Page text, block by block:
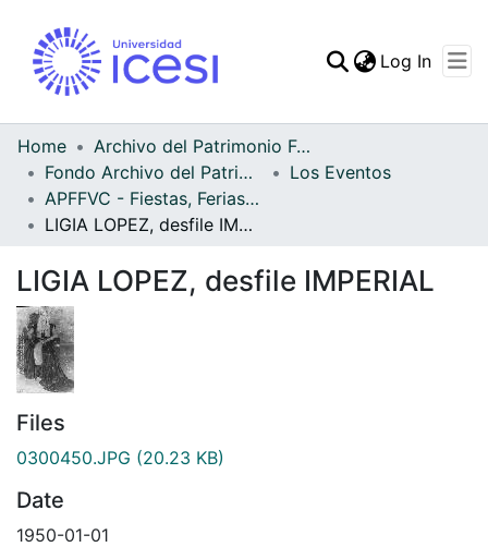
Statistics
Log In
Home
Archivo del Patrimonio Fotográfico y Fílmico del Valle del Cauca
Fondo Archivo del Patrimonio Fotográfico y Fílmico del Valle del Cauca
Los Eventos
APFFVC - Fiestas, Ferias y Carnavales - Patrimonial
LIGIA LOPEZ, desfile IMPERIAL
LIGIA LOPEZ, desfile IMPERIAL
Files
0300450.JPG (20.23 KB)
Date
1950-01-01